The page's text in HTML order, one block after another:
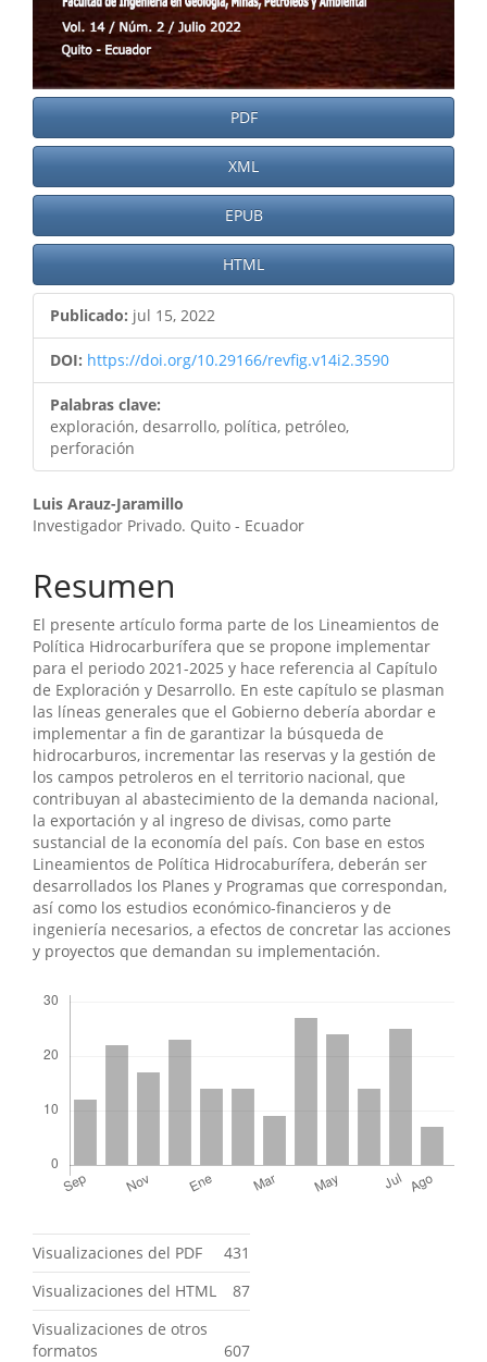
PDF
XML
EPUB
HTML
Publicado: jul 15, 2022
DOI: https://doi.org/10.29166/revfig.v14i2.3590
Palabras clave:
exploración, desarrollo, política, petróleo,
perforación
Contenido
principal
del
artículo
Luis Arauz-Jaramillo
Investigador Privado. Quito - Ecuador
Resumen
El presente artículo forma parte de los Lineamientos de
Política Hidrocarburífera que se propone implementar
para el periodo 2021-2025 y hace referencia al Capítulo
de Exploración y Desarrollo. En este capítulo se plasman
las líneas generales que el Gobierno debería abordar e
implementar a fin de garantizar la búsqueda de
hidrocarburos, incrementar las reservas y la gestión de
los campos petroleros en el territorio nacional, que
contribuyan al abastecimiento de la demanda nacional,
la exportación y al ingreso de divisas, como parte
sustancial de la economía del país. Con base en estos
Lineamientos de Política Hidrocaburífera, deberán ser
desarrollados los Planes y Programas que correspondan,
así como los estudios económico-financieros y de
ingeniería necesarios, a efectos de concretar las acciones
y proyectos que demandan su implementación.
Visualizaciones del PDF
431
Visualizaciones del HTML
87
Visualizaciones de otros
formatos
607